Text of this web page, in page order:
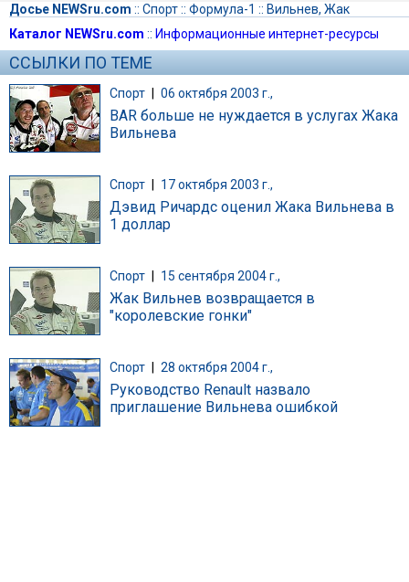
Досье NEWSru.com :: Спорт:: Формула-1 :: Вильнев, Жак
Каталог NEWSru.com :: Информационные интернет-ресурсы
ССЫЛКИ ПО ТЕМЕ
Спорт | 06 октября 2003 г.,
BAR больше не нуждается в услугах Жака
Вильнева
Спорт 17 октября 2003 г.,
Дэвид Ричардс оценил Жака Вильнева в
1 доллар
Спорт 15 сентября 2004 г.,
Жак Вильнев возвращается в
"королевские гонки"
Спорт 28 октября 2004 г.,
Руководство Renault назвало
приглашение Вильнева ошибкой